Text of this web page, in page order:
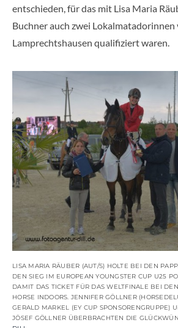
entschieden, für das mit Lisa Maria
Buchner auch zwei
Lamprechtshausen qualifiziert waren.
LISA MARIA RÄUBER (AUT/S) HOLTE BEI DEN
DEN SIEG IM EUROPEAN YOUNGSTER CUP U25
DAMIT DAS TICKET FÜR DAS WELTFINALE BEI
HORSE INDOORS. JENNIFER GÖLLNER
GERALD MARKEL (EY CUP SPONSORENGRUPPE)
JÖSEF GÖLLNER ÜBERBRACHTEN DIE